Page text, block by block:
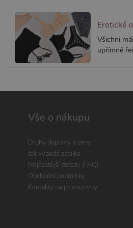
Erotické
Všichni
upřímně
Vše o nákupu
Druhy dopravy a ceny
Jak vypadá zásilka
Nejčastější dotazy (FAQ)
Obchodní podmínky
Kontakty na provozovny